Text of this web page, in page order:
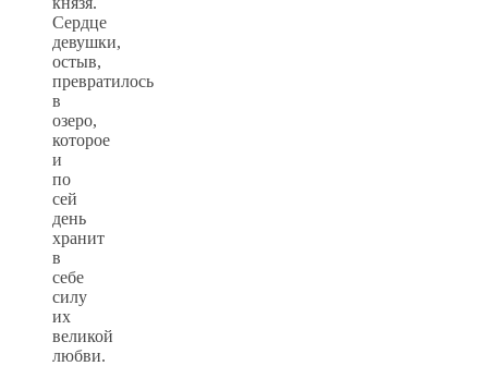
Сердце
девушки,
остыв,
превратилось
в
озеро,
которое
и
по
сей
день
хранит
в
себе
силу
их
великой
любви.